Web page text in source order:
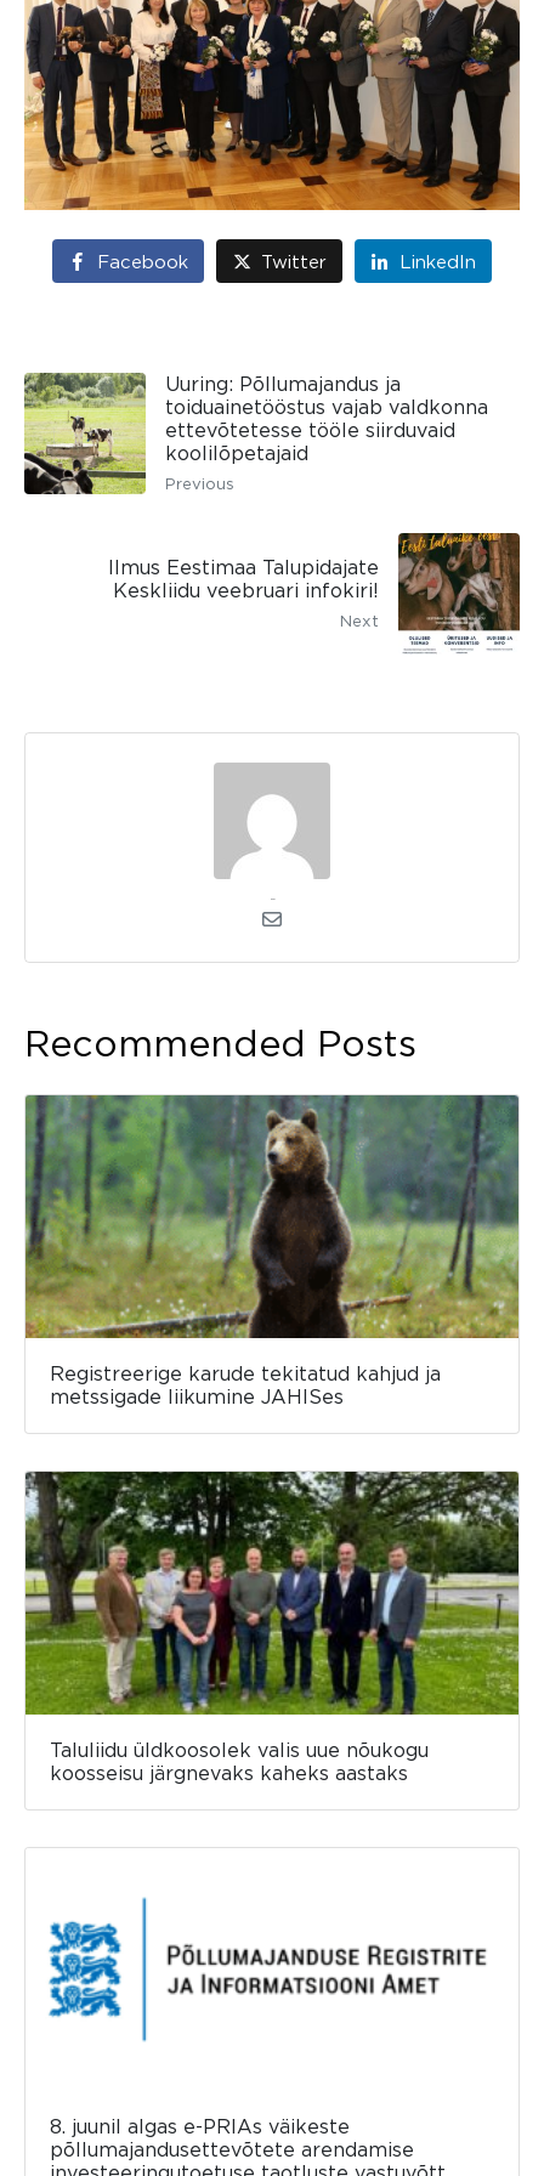
Facebook Twitter LinkedIn
Uuring: Põllumajandus ja
toiduainetööstus vajab valdkonna
ettevõtetesse tööle siirduvaid
koolilõpetajaid
Previous
Ilmus Eestimaa Talupidajate
Keskliidu veebruari infokiri!
Next
Recommended Posts
Registreerige karude tekitatud kahjud ja
metssigade liikumine JAHISes
Taluliidu üldkoosolek valis uue nõukogu
koosseisu järgnevaks kaheks aastaks
8. juunil algas e-PRIAs väikeste
põllumajandusettevõtete arendamise